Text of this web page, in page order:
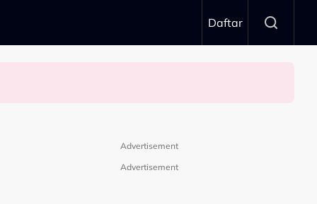
Daftar
Advertisement
Advertisement